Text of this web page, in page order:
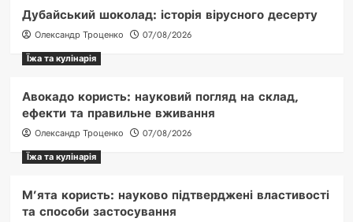
Дубайський шоколад: історія вірусного десерту
Олександр Троценко
07/08/2026
Їжа та кулінарія
Авокадо користь: науковий погляд на склад,
ефекти та правильне вживання
Олександр Троценко
07/08/2026
Їжа та кулінарія
М’ята користь: науково підтверджені властивості
та способи застосування